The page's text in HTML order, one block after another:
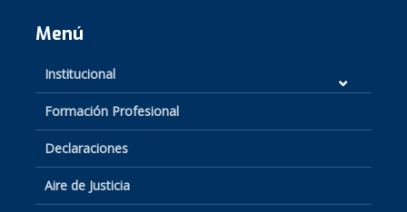
Menú
Institucional
Formación Profesional
Declaraciones
Aire de Justicia